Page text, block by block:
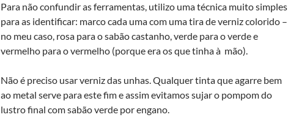
Para não confundir as ferramentas, utilizo uma técnica muito simples
para as identificar: marco cada uma com uma tira de verniz colorido –
no meu caso, rosa para o sabão castanho, verde para o verde e
vermelho para o vermelho (porque era os que tinha à mão).
Não é preciso usar verniz das unhas. Qualquer tinta que agarre bem
ao metal serve para este fim e assim evitamos sujar o pompom do
lustro final com sabão verde por engano.